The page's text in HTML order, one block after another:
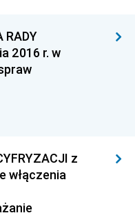
RADY
2016 r. w
z
włączenia